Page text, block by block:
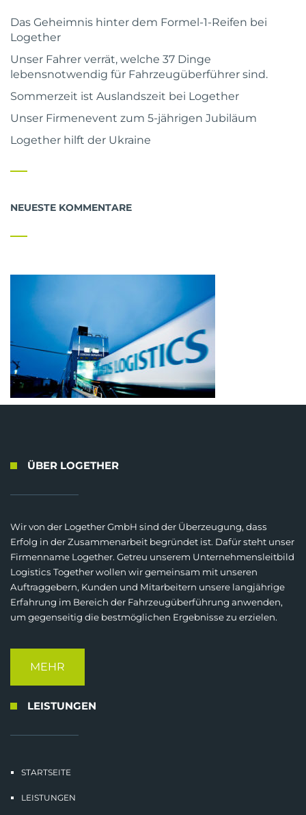
Das Geheimnis hinter dem Formel-1-Reifen bei
Logether
Unser Fahrer verrät, welche 37 Dinge
lebensnotwendig für Fahrzeugüberführer sind.
Sommerzeit ist Auslandszeit bei Logether
Unser Firmenevent zum 5-jährigen Jubiläum
Logether hilft der Ukraine
NEUESTE KOMMENTARE
ÜBER LOGETHER
Wir von der Logether GmbH sind der Überzeugung, dass
Erfolg in der Zusammenarbeit begründet ist. Dafür steht unser
Firmenname Logether. Getreu unserem Unternehmensleitbild
Logistics Together wollen wir gemeinsam mit unseren
Auftraggebern, Kunden und Mitarbeitern unsere langjährige
Erfahrung im Bereich der Fahrzeugüberführung anwenden,
um gegenseitig die bestmöglichen Ergebnisse zu erzielen.
MEHR
LEISTUNGEN
STARTSEITE
LEISTUNGEN